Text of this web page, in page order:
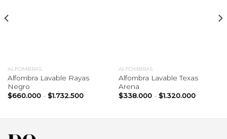
ALFOMBRAS
Alfombra Lavable Rayas
Negro
$660.000 - $1.732.500Rango
ALFOMBRAS
Alfombra Lavable Texas
Arena
$338.000 - $1.320.000Rango